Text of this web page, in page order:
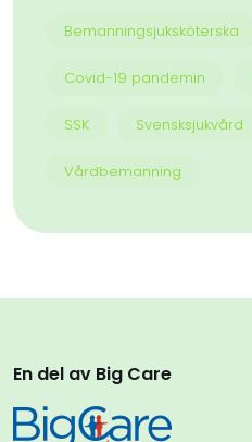
Bemanningsjuksköterska
Covid-19 pandemin
SSK Svensksjukvård
Vårdbemanning
En del av Big Care